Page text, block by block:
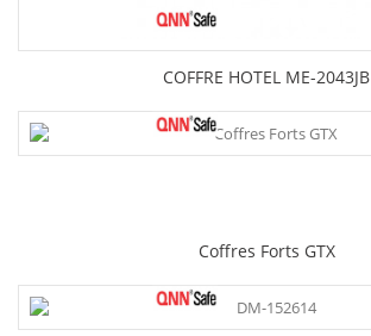
COFFRE HOTEL ME-2043JB
Coffres Forts GTX